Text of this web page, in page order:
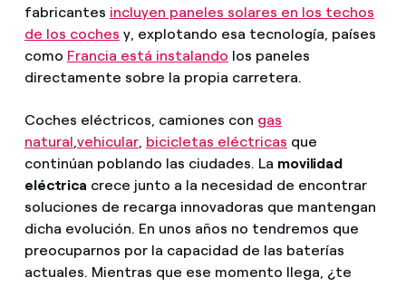
fabricantes incluyen paneles solares en los techos
de los coches y, explotando esa tecnología, países
como Francia está instalando los paneles
directamente sobre la propia carretera.
Coches eléctricos, camiones con gas
natural,vehicular, bicicletas eléctricas que
continúan poblando las ciudades. La movilidad
eléctrica crece junto a la necesidad de encontrar
soluciones de recarga innovadoras que mantengan
dicha evolución. En unos años no tendremos que
preocuparnos por la capacidad de las baterías
actuales. Mientras que ese momento llega, ¿te